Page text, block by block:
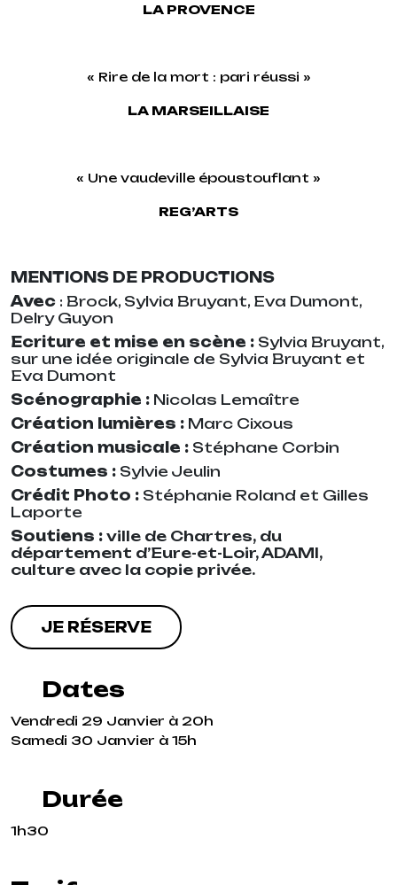
LA PROVENCE
« Rire de la mort : pari réussi »
LA MARSEILLAISE
« Une vaudeville époustouflant »
REG’ARTS
MENTIONS DE PRODUCTIONS
Avec : Brock, Sylvia Bruyant, Eva Dumont,
Delry Guyon
Ecriture et mise en scène : Sylvia Bruyant,
sur une idée originale de Sylvia Bruyant et
Eva Dumont
Scénographie : Nicolas Lemaître
Création lumières : Marc Cixous
Création musicale : Stéphane Corbin
Costumes : Sylvie Jeulin
Crédit Photo : Stéphanie Roland et Gilles
Laporte
Soutiens : ville de Chartres, du
département d’Eure-et-Loir, ADAMI,
culture avec la copie privée.
JE RÉSERVE
Dates
Vendredi 29 Janvier à 20h
Samedi 30 Janvier à 15h
Durée
1h30